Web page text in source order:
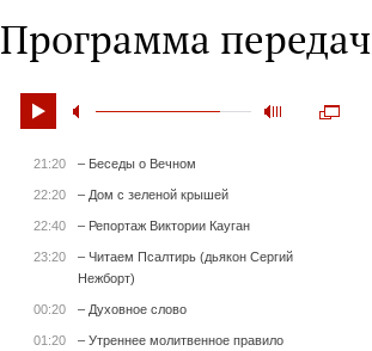
Программа передач
21:20 – Беседы о Вечном
22:20 – Дом с зеленой крышей
22:40 – Репортаж Виктории Кауган
23:20
– Читаем Псалтирь (дьякон Сергий
Нежборт)
00:20 – Духовное слово
01:20 – Утреннее молитвенное правило